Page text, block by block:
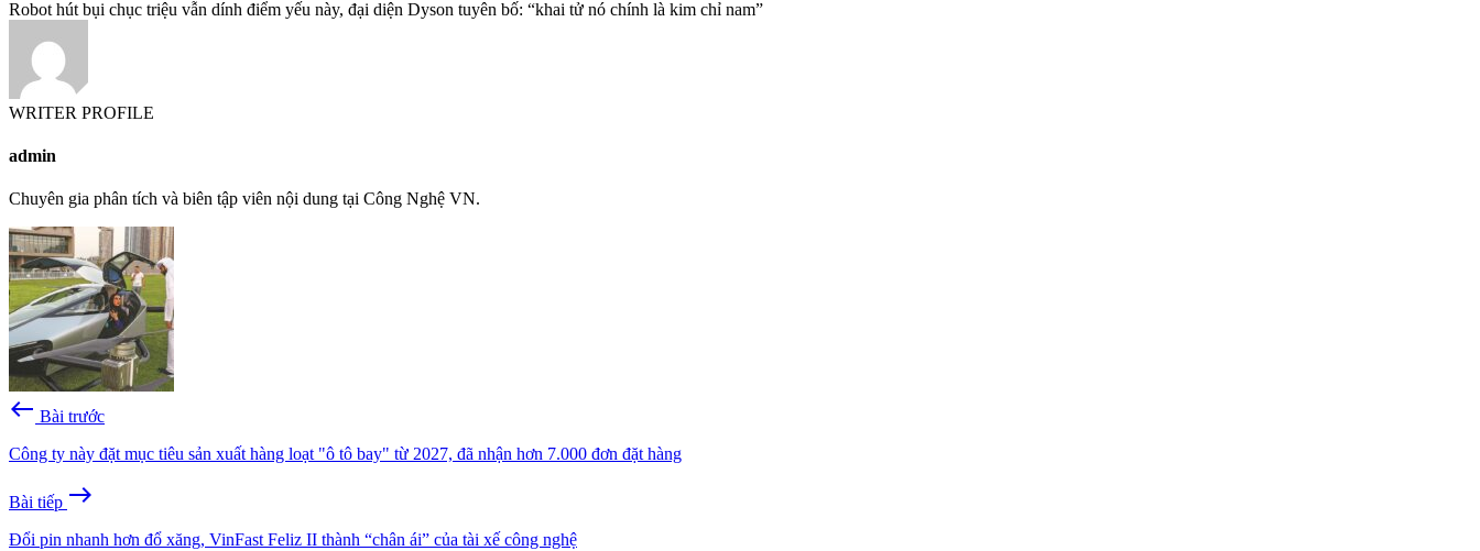
Robot hút bụi chục triệu vẫn dính điểm yếu này, đại diện Dyson tuyên bố: “khai tử nó chính là kim chỉ nam”
WRITER PROFILE
admin
Chuyên gia phân tích và biên tập viên nội dung tại Công Nghệ VN.
west Bài trước
Công ty này đặt mục tiêu sản xuất hàng loạt "ô tô bay" từ 2027, đã nhận hơn 7.000 đơn đặt hàng
Bài tiếp east
Đổi pin nhanh hơn đổ xăng, VinFast Feliz II thành “chân ái” của tài xế công nghệ